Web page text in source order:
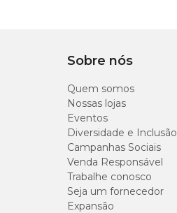
Sobre nós
Quem somos
Nossas lojas
Eventos
Diversidade e Inclusão
Campanhas Sociais
Venda Responsável
Trabalhe conosco
Seja um fornecedor
Expansão